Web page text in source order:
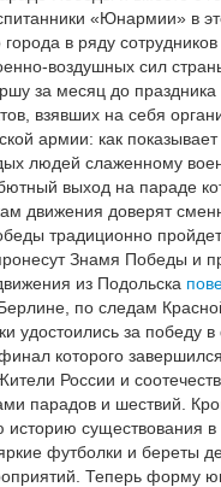
«Юнармии» в
в ряду
воздушных сил
за месяц до
взявших на себя
армии: как
людей слаженному
выход на параде
движения доверят
традиционно
Знамя Победы и
из Подольска
по следам
удостоились за победу
которого
России и
парадов и шествий.
существования в
футболки и
Теперь форму